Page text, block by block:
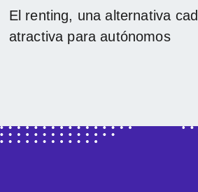
El renting, una alternativa
atractiva para autónomos